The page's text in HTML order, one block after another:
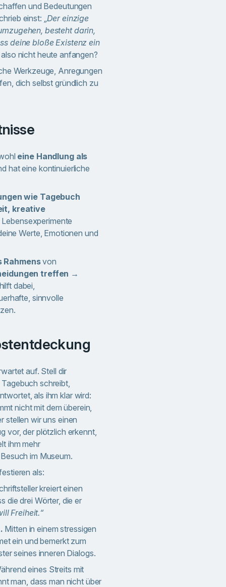
und Bedeutungen
einst: „Der einzige
besteht darin,
deine bloße Existenz ein
nicht heute anfangen?
Werkzeuge, Anregungen
dich selbst gründlich zu
eine Handlung als
hat eine kontinuierliche
wie Tagebuch
kreative
Werte, Emotionen und
Rahmensvon
treffen →
dabei,
sinnvolle
auf. Stell dir
schreibt,
als ihm klar wird:
nicht mit dem überein,
stellen wir uns einen
vor, der plötzlich erkennt,
ihm mehr
im Museum.
als:
kreiert einen
die drei Wörter, die er
Freiheit.“
Mitten in einem stressigen
ein und bemerkt zum
seines inneren Dialogs.
eines Streits mit
man, dass man nicht über